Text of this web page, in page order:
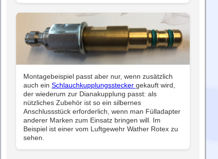
Montagebeispiel passt aber nur, wenn zusätzlich
auch ein Schlauchkupplungsstecker gekauft wird,
der wiederum zur Dianakupplung passt: als
nützliches Zubehör ist so ein silbernes
Anschlussstück erforderlich, wenn man Fülladapter
anderer Marken zum Einsatz bringen will. Im
Beispiel ist einer vom Luftgewehr Wather Rotex zu
sehen.